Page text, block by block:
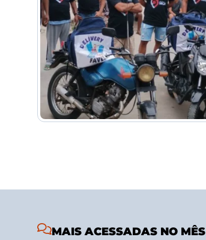
MAIS ACESSADAS NO MÊS